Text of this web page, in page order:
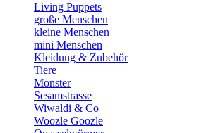
Living Puppets
große Menschen
kleine Menschen
mini Menschen
Kleidung & Zubehör
Tiere
Monster
Sesamstrasse
Wiwaldi & Co
Woozle Goozle